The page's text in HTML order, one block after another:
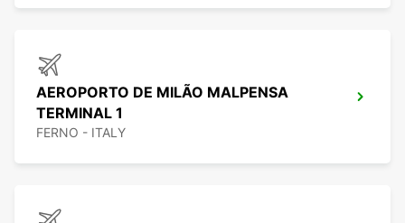
AEROPORTO DE MILÃO MALPENSA
TERMINAL 1
FERNO - ITALY